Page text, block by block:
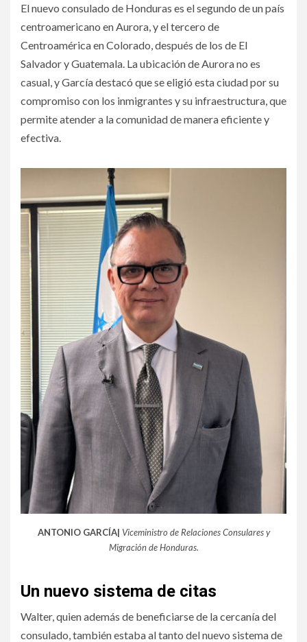
El nuevo consulado de Honduras es el segundo de un país
centroamericano en Aurora, y el tercero de
Centroamérica en Colorado, después de los de El
Salvador y Guatemala. La ubicación de Aurora no es
casual, y García destacó que se eligió esta ciudad por su
compromiso con los inmigrantes y su infraestructura, que
permite atender a la comunidad de manera eficiente y
efectiva.
ANTONIO GARCÍA| Viceministro de Relaciones Consulares y
Migración de Honduras.
Un nuevo sistema de citas
Walter, quien además de beneficiarse de la cercanía del
consulado, también estaba al tanto del nuevo sistema de